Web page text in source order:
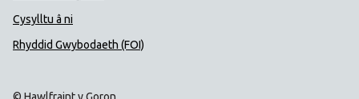
Cysylltu â ni
Rhyddid Gwybodaeth (FOI)